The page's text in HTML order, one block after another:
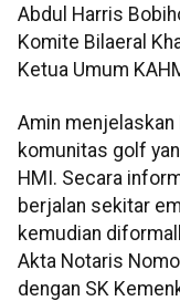
Abdul Harris
Komite Bilaeral
Ketua Umum
Amin menjelaskan
komunitas golf
HMI. Secara
berjalan sekitar
kemudian
Akta Notaris
dengan SK